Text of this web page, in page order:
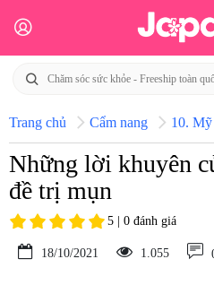
Trang chủ Cẩm nang 10. Mỹ
Những lời khuyên
đề trị mụn
5 | 0 đánh giá
18/10/2021 1.055